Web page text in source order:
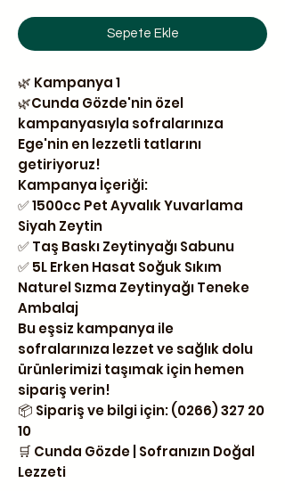
Sepete Ekle
🌿 Kampanya 1
🌿Cunda Gözde'nin özel
kampanyasıyla sofralarınıza
Ege'nin en lezzetli tatlarını
getiriyoruz!
Kampanya İçeriği:
✅ 1500cc Pet Ayvalık Yuvarlama
Siyah Zeytin
✅ Taş Baskı Zeytinyağı Sabunu
✅ 5L Erken Hasat Soğuk Sıkım
Naturel Sızma Zeytinyağı Teneke
Ambalaj
Bu eşsiz kampanya ile
sofralarınıza lezzet ve sağlık dolu
ürünlerimizi taşımak için hemen
sipariş verin!
📦 Sipariş ve bilgi için: (0266) 327 20
10
🛒 Cunda Gözde | Sofranızın Doğal
Lezzeti